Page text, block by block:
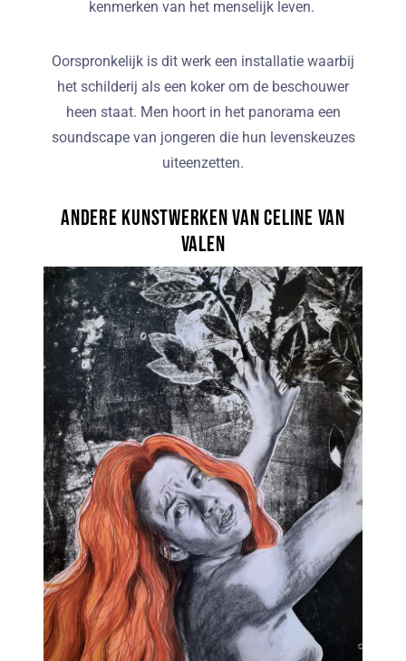
kenmerken van het menselijk leven.
Oorspronkelijk is dit werk een installatie waarbij
het schilderij als een koker om de beschouwer
heen staat. Men hoort in het panorama een
soundscape van jongeren die hun levenskeuzes
uiteenzetten.
Andere kunstwerken van Celine van
Valen